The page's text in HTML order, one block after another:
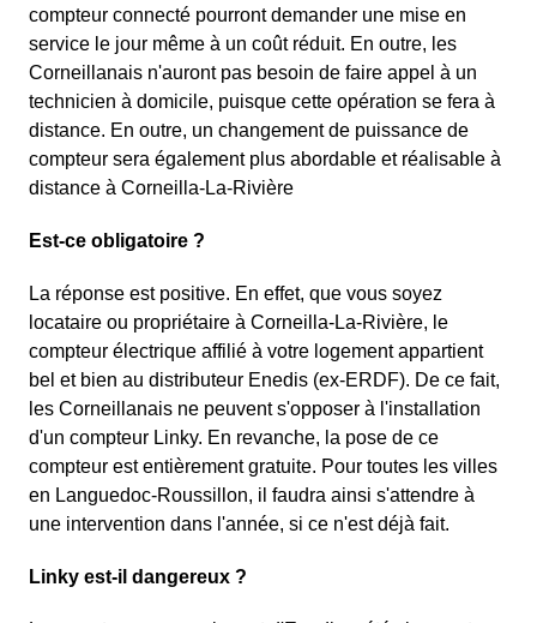
compteur connecté pourront demander une mise en
service le jour même à un coût réduit. En outre, les
Corneillanais n'auront pas besoin de faire appel à un
technicien à domicile, puisque cette opération se fera à
distance. En outre, un changement de puissance de
compteur sera également plus abordable et réalisable à
distance à Corneilla-La-Rivière
Est-ce obligatoire ?
La réponse est positive. En effet, que vous soyez
locataire ou propriétaire à Corneilla-La-Rivière, le
compteur électrique affilié à votre logement appartient
bel et bien au distributeur Enedis (ex-ERDF). De ce fait,
les Corneillanais ne peuvent s'opposer à l'installation
d'un compteur Linky. En revanche, la pose de ce
compteur est entièrement gratuite. Pour toutes les villes
en Languedoc-Roussillon, il faudra ainsi s'attendre à
une intervention dans l'année, si ce n'est déjà fait.
Linky est-il dangereux ?